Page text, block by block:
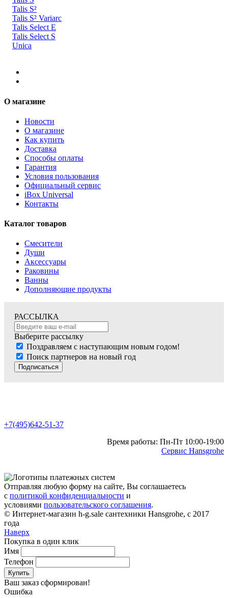
Talis S²
Talis S² Variarc
Talis Select E
Talis Select S
Unica
О магазине
Новости
О магазине
Как купить
Доставка
Способы оплаты
Гарантия
Условия пользования
Официальный сервис
iBox Universal
Контакты
Каталог товаров
Смесители
Души
Аксессуары
Раковины
Ванны
Дополняющие продукты
РАССЫЛКА
Выберите рассылку
Поздравляем с наступающим новым годом!
Поиск партнеров на новый год
Подписаться
+7(495)642-51-37
Время работы: Пн-Пт 10:00-19:00
Сервис Hansgrohe
Отправляя любую форму на сайте, Вы соглашаетесь
с политикой конфиденциальности и
условиями пользовательского соглашения.
© Интернет-магазин h-g.sale сантехники Hansgrohe, с 2017
года
Наверх
Покупка в один клик
Имя
Телефон
Купить
Ваш заказ сформирован!
Ошибка